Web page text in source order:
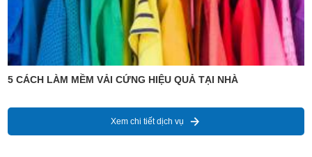
5 CÁCH LÀM MỀM VẢI CỨNG HIỆU QUẢ TẠI NHÀ
Xem chi tiết dịch vụ